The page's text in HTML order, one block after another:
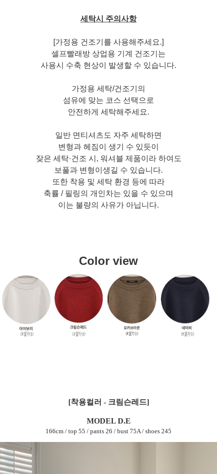
세탁시 주의사항
[가정용 건조기를 사용해주세요.]
셀프빨래방 상업용 기계 건조기는
사용시 수축 현상이 발생할 수 있습니다.
가정용 세탁/건조기의
섬유에 맞는 코스 선택으로
안전하게 세탁해주세요.
일반 면티셔츠도 자주 세탁하면
변형과 헤짐이 생기 수 있듯이
잦은 세탁·건조 시, 워셔블 제품이라 하여도
보풀과 변형이생길 수 있습니다.
또한 착용 및 세탁 환경 등에 따라
축률 / 필링의 개인차는 있을 수 있으며
이는 불량의 사유가 아닙니다.
Color view
[착용컬러 - 크림슨레드]
MODEL D.E
166cm / top 55 / pants 26 / bust 75A / shoes 245